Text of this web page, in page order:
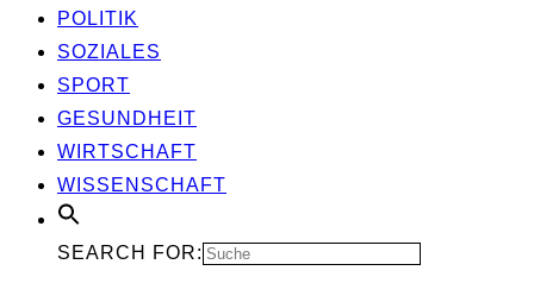
POLI­TIK
SOZIA­LES
SPORT
GESUND­HEIT
WIRT­SCHAFT
WIS­SEN­SCHAFT
SEARCH FOR: